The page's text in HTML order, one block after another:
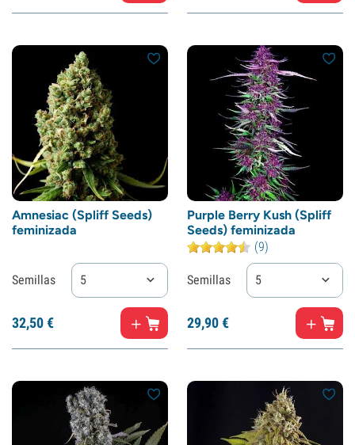
Amnesiac (Spliff Seeds)
feminizada
Semillas 5
32,50€
Purple Berry Kush (Spliff
Seeds) feminizada
(9)
Semillas 5
29,90€